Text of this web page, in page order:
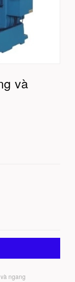
và
ngang